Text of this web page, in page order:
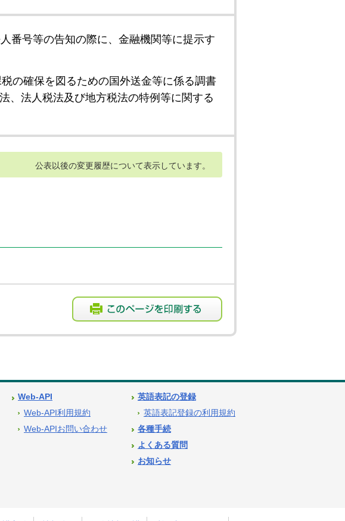
番号等の告知の際に、金融機関等に提示す
の確保を図るための国外送金等に係る調書
、法人税法及び地方税法の特例等に関する
公表以後の変更履歴について表示しています。
Web-API
Web-API利用規約
Web-APIお問い合わせ
英語表記の登録
英語表記登録の利用規約
各種手続
よくある質問
お知らせ